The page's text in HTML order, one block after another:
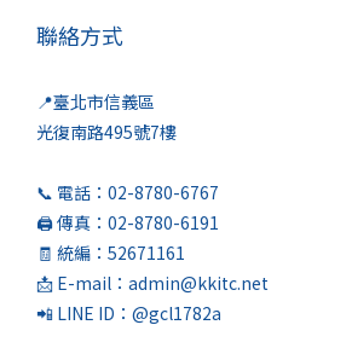
聯絡方式
📍臺北市信義區
光復南路495號7樓
📞 電話：02-8780-6767
🖨️ 傳真：02-8780-6191
🧾 統編：52671161
📩 E-mail：admin@kkitc.net
📲 LINE ID：@gcl1782a